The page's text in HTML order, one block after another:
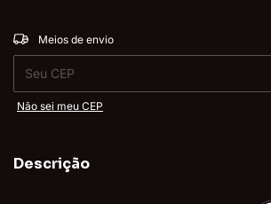
Entregas para o CEP:
Meios de envio
Não sei meu CEP
Descrição